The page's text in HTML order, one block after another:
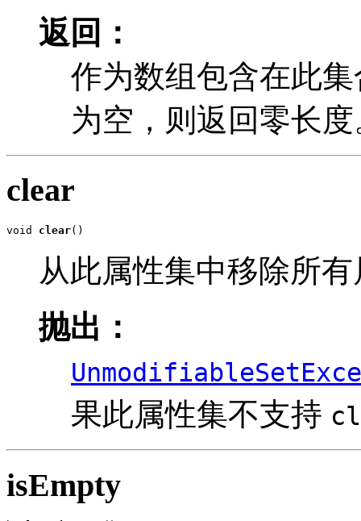
返回：
作为数组包含在此
为空，则返回零长度
clear
void clear()
从此属性集中移除所
抛出：
果此属性集不支持
isEmpty